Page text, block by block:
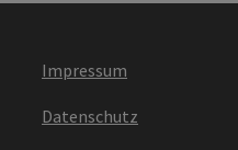
Impressum
Datenschutz